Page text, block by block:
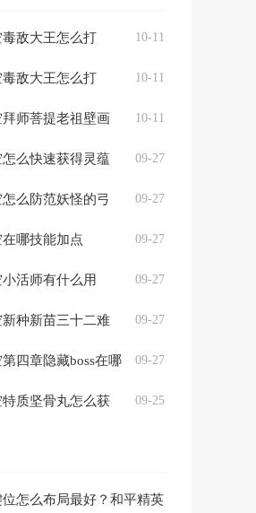
10-11
敌大王怎么打
10-11
敌大王怎么打
10-11
师菩提老祖壁画
09-27
么快速获得灵蕴
09-27
么防范妖怪的弓
09-27
哪技能加点
09-27
活师有什么用
09-27
种新苗三十二难
09-27
四章隐藏boss在哪
09-25
质坚骨丸怎么获
怎么布局最好？和平精英